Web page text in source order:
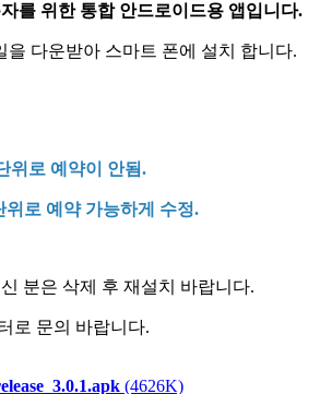
를 위한 통합 안드로이드용 앱입니다.
을 다운받아 스마트 폰에 설치 합니다.
위로 예약이 안됨.
위로 예약 가능하게 수정.
분은 삭제 후 재설치 바랍니다.
로 문의 바랍니다.
(4626K)